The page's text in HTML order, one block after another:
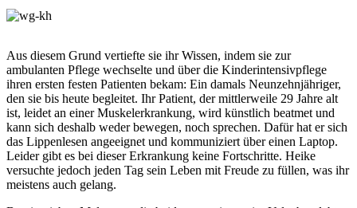
Aus diesem Grund vertiefte sie ihr Wissen, indem sie zur
ambulanten Pflege wechselte und über die Kinderintensivpflege
ihren ersten festen Patienten bekam: Ein damals Neunzehnjähriger,
den sie bis heute begleitet. Ihr Patient, der mittlerweile 29 Jahre alt
ist, leidet an einer Muskelerkrankung, wird künstlich beatmet und
kann sich deshalb weder bewegen, noch sprechen. Dafür hat er sich
das Lippenlesen angeeignet und kommuniziert über einen Laptop.
Leider gibt es bei dieser Erkrankung keine Fortschritte. Heike
versuchte jedoch jeden Tag sein Leben mit Freude zu füllen, was ihr
meistens auch gelang.